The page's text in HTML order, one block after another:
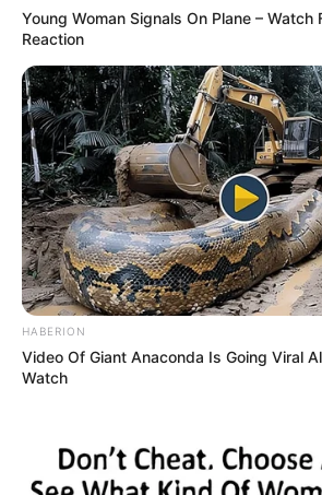
Young Woman Signals On Plane –
Reaction
HABERION
Video Of Giant Anaconda Is Going Viral
Watch